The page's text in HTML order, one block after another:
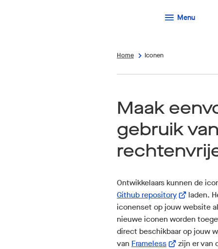
Menu
Home Iconen
Maak
gebruik
Ontwikkelaars kunnen de
Github repository(Verwijst
naar
een
externe
website)
laden.
iconenset op jouw website
nieuwe iconen worden
direct beschikbaar op jouw
van Frameless(Verwijst
zijn er van